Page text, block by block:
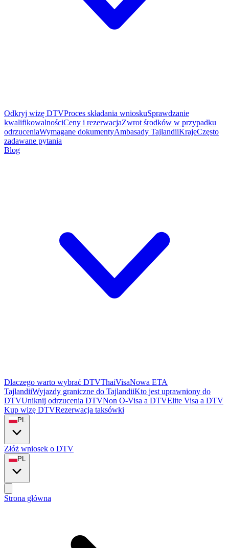
Odkryj wizę DTVProces składania wnioskuSprawdzanie
kwalifikowalnościCeny i rezerwacjaZwrot środków w przypadku
odrzuceniaWymagane dokumentyAmbasady TajlandiiKrajeCzęsto
zadawane pytania
Blog
Dlaczego warto wybrać DTVThaiVisaNowa ETA
TajlandiiWyjazdy graniczne do TajlandiiKto jest uprawniony do
DTVUniknij odrzucenia DTVNon O-Visa a DTVElite Visa a DTV
Kup wizę DTVRezerwacja taksówki
PL
Złóż wniosek o DTV
PL
Strona główna